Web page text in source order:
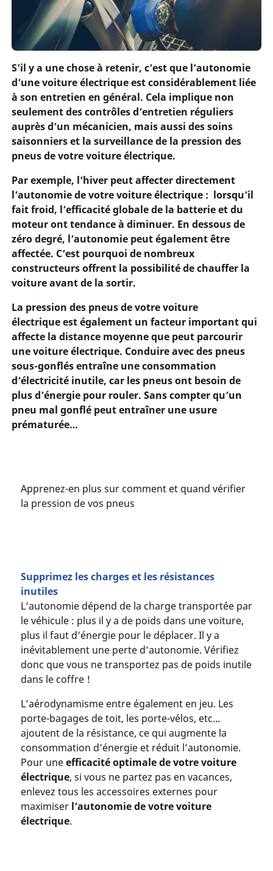
S’il y a une chose à retenir, c’est que l’autonomie
d’une voiture électrique est considérablement liée
à son entretien en général. Cela implique non
seulement des contrôles d’entretien réguliers
auprès d’un mécanicien, mais aussi des soins
saisonniers et la surveillance de la pression des
pneus de votre voiture électrique.
Par exemple, l’hiver peut affecter directement
l’autonomie de votre voiture électrique : lorsqu’il
fait froid, l’efficacité globale de la batterie et du
moteur ont tendance à diminuer. En dessous de
zéro degré, l’autonomie peut également être
affectée. C’est pourquoi de nombreux
constructeurs offrent la possibilité de chauffer la
voiture avant de la sortir.
La pression des pneus de votre voiture
électrique est également un facteur important qui
affecte la distance moyenne que peut parcourir
une voiture électrique. Conduire avec des pneus
sous-gonflés entraîne une consommation
d’électricité inutile, car les pneus ont besoin de
plus d’énergie pour rouler. Sans compter qu’un
pneu mal gonflé peut entraîner une usure
prématurée…
Apprenez-en plus sur comment et quand vérifier
la pression de vos pneus
Supprimez les charges et les résistances
inutiles
L’autonomie dépend de la charge transportée par
le véhicule : plus il y a de poids dans une voiture,
plus il faut d’énergie pour le déplacer. Il y a
inévitablement une perte d’autonomie. Vérifiez
donc que vous ne transportez pas de poids inutile
dans le coffre !
L’aérodynamisme entre également en jeu. Les
porte-bagages de toit, les porte-vélos, etc...
ajoutent de la résistance, ce qui augmente la
consommation d’énergie et réduit l’autonomie.
Pour uneefficacité optimale de votre voiture
électrique, si vous ne partez pas en vacances,
enlevez tous les accessoires externes pour
maximiserl’autonomie de votre voiture
électrique.